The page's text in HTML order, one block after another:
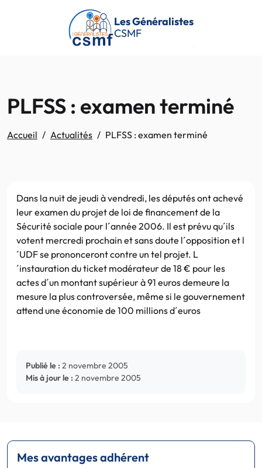
Passer au contenu principal
Les Généralistes
CSMF
PLFSS : examen terminé
Accueil Actualités PLFSS : examen terminé
Dans la nuit de jeudi à vendredi, les députés ont achevé
leur examen du projet de loi de financement de la
Sécurité sociale pour l´année 2006. Il est prévu qu´ils
votent mercredi prochain et sans doute l´opposition et l
´UDF se prononceront contre un tel projet. L
´instauration du ticket modérateur de 18 € pour les
actes d´un montant supérieur à 91 euros demeure la
mesure la plus controversée, même si le gouvernement
attend une économie de 100 millions d´euros
Publié le : 2 novembre 2005
Mis à jour le : 2 novembre 2005
Mes avantages adhérent